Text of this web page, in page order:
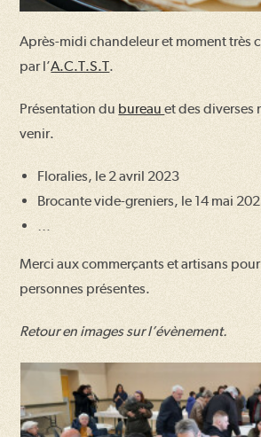
Après-midi chandeleur et moment très
par l’A.C.T.S.T.
Présentation du bureauet des diverses
venir.
Floralies, le 2 avril 2023
Brocante vide-greniers, le 14 mai
Merci aux commerçants et artisans
personnes présentes.
Retour en images sur l’évènement.